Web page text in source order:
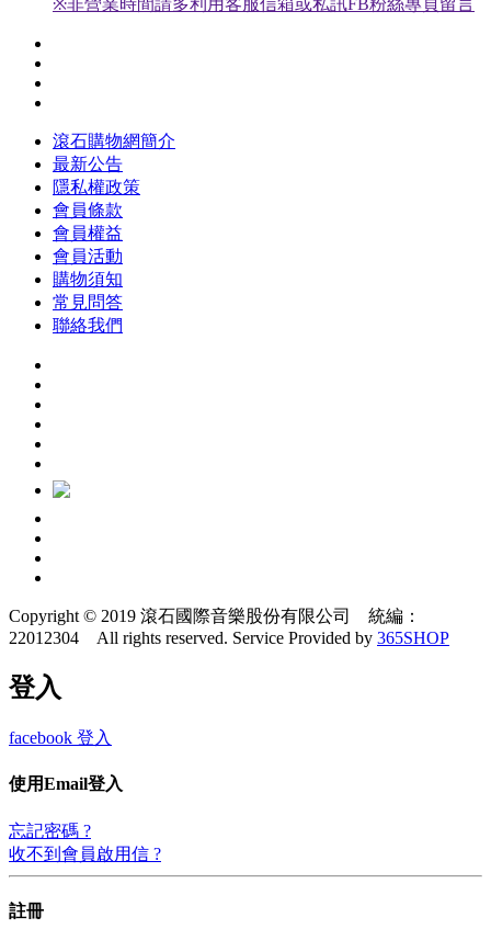
※非營業時間請多利用客服信箱或私訊FB粉絲專頁留言
滾石購物網簡介
最新公告
隱私權政策
會員條款
會員權益
會員活動
購物須知
常見問答
聯絡我們
Copyright © 2019 滾石國際音樂股份有限公司 統編：
22012304 All rights reserved. Service Provided by 365SHOP
登入
facebook 登入
使用Email登入
忘記密碼 ?
收不到會員啟用信 ?
註冊